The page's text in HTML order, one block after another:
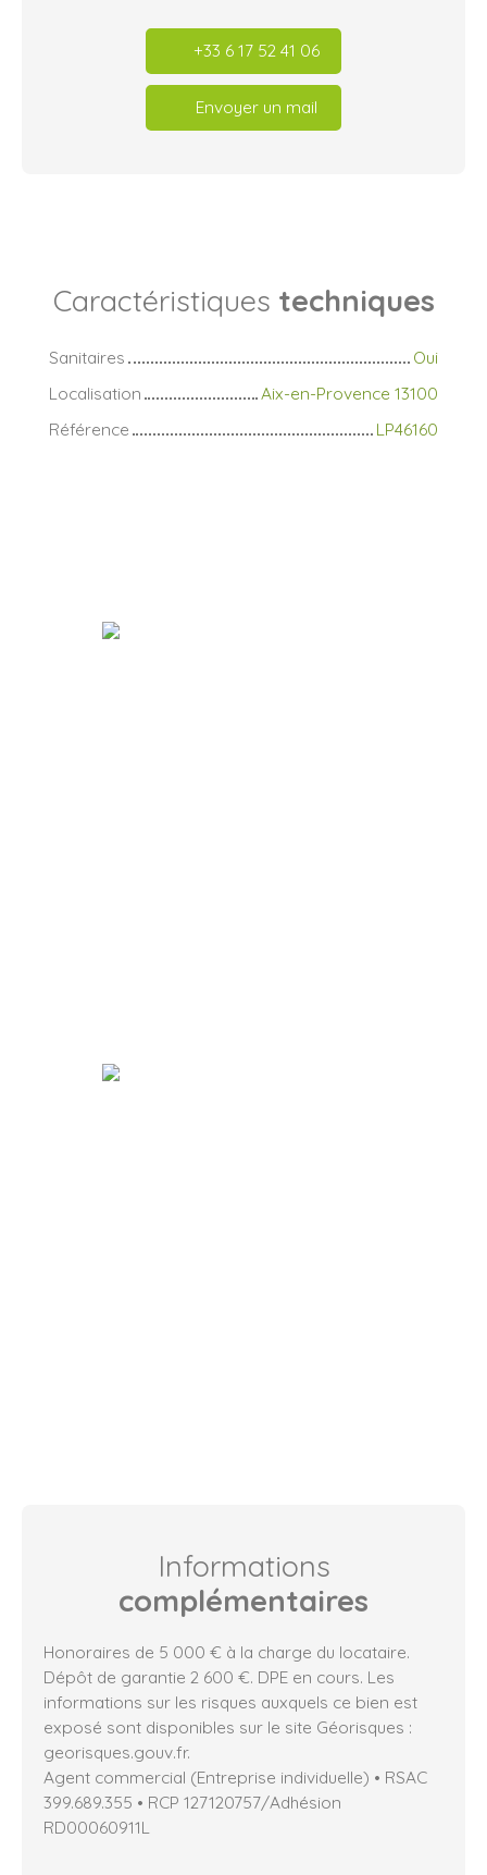
+33 6 17 52 41 06
Envoyer un mail
Caractéristiques techniques
Sanitaires
Oui
Localisation
Aix-en-Provence 13100
Référence
LP46160
Informations
complémentaires
Honoraires de 5 000 € à la charge du locataire.
Dépôt de garantie 2 600 €. DPE en cours. Les
informations sur les risques auxquels ce bien est
exposé sont disponibles sur le site Géorisques :
georisques.gouv.fr.
Agent commercial (Entreprise individuelle) • RSAC
399.689.355 • RCP 127120757/Adhésion
RD00060911L